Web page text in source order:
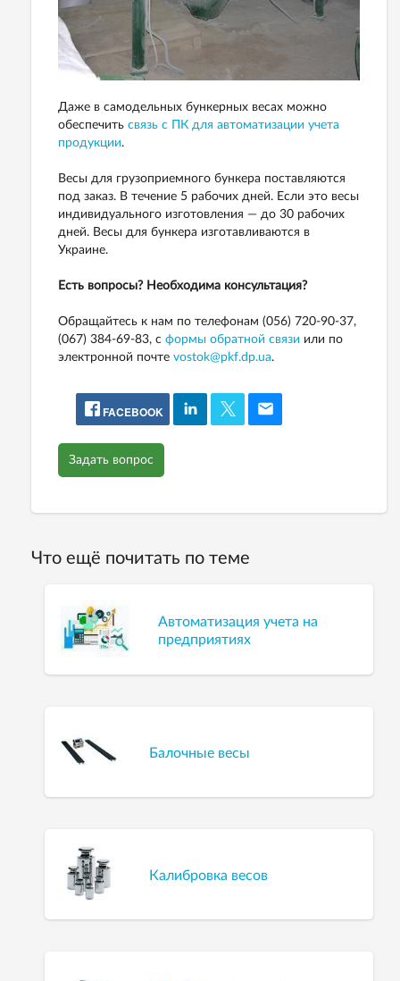
Даже в самодельных бункерных весах можно
обеспечить связь с ПК для автоматизации учета
продукции.
Весы для грузоприемного бункера поставляются
под заказ. В течение 5 рабочих дней. Если это весы
индивидуального изготовления — до 30 рабочих
дней. Весы для бункера изготавливаются в
Украине.
Есть вопросы? Необходима консультация?
Обращайтесь к нам по телефонам (056) 720-90-37,
(067) 384-69-83, с формы обратной связи или по
электронной почте vostok@pkf.dp.ua.
FACEBOOK
Задать вопрос
Что ещё почитать по теме
Автоматизация учета на
предприятиях
Балочные весы
Калибровка весов